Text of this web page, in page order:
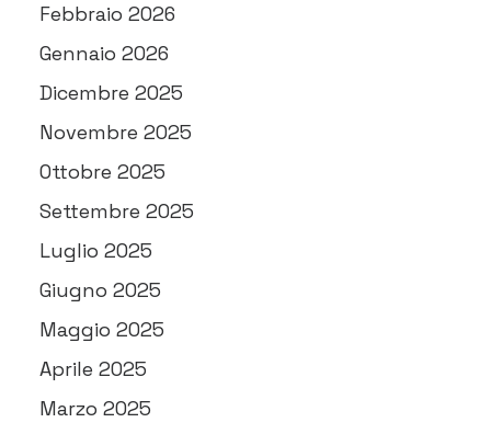
Febbraio 2026
Gennaio 2026
Dicembre 2025
Novembre 2025
Ottobre 2025
Settembre 2025
Luglio 2025
Giugno 2025
Maggio 2025
Aprile 2025
Marzo 2025